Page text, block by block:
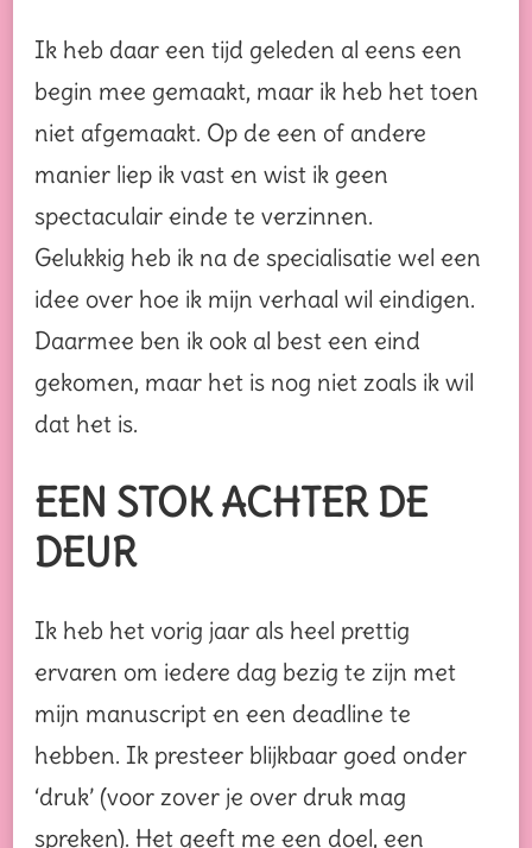
Ik heb daar een tijd geleden al eens een
begin mee gemaakt, maar ik heb het toen
niet afgemaakt. Op de een of andere
manier liep ik vast en wist ik geen
spectaculair einde te verzinnen.
Gelukkig heb ik na de specialisatie wel een
idee over hoe ik mijn verhaal wil eindigen.
Daarmee ben ik ook al best een eind
gekomen, maar het is nog niet zoals ik wil
dat het is.
EEN STOK ACHTER DE
DEUR
Ik heb het vorig jaar als heel prettig
ervaren om iedere dag bezig te zijn met
mijn manuscript en een deadline te
hebben. Ik presteer blijkbaar goed onder
‘druk’ (voor zover je over druk mag
spreken). Het geeft me een doel, een